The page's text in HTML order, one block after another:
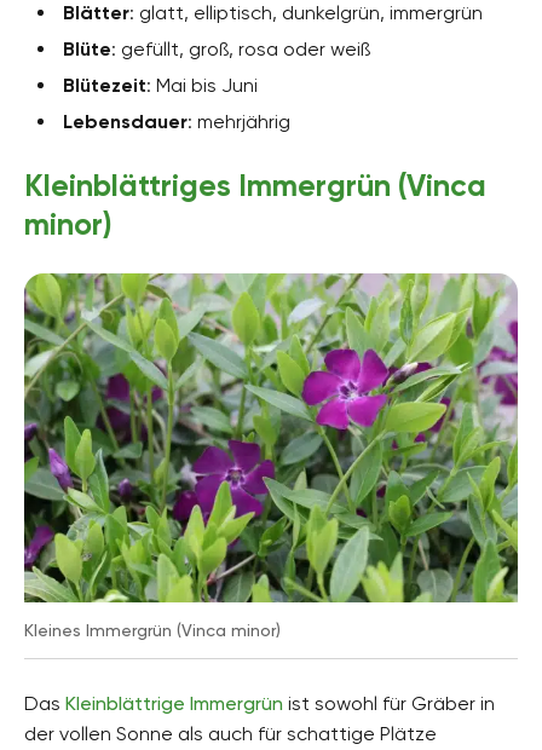
Blätter: glatt, elliptisch, dunkelgrün, immergrün
Blüte: gefüllt, groß, rosa oder weiß
Blütezeit: Mai bis Juni
Lebensdauer: mehrjährig
Kleinblättriges Immergrün (Vinca
minor)
Kleines Immergrün (Vinca minor)
Das Kleinblättrige Immergrün ist sowohl für Gräber in
der vollen Sonne als auch für schattige Plätze